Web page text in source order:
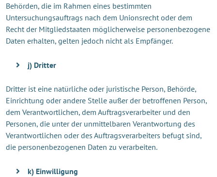
Behörden, die im Rahmen eines bestimmten
Untersuchungsauftrags nach dem Unionsrecht oder dem
Recht der Mitgliedstaaten möglicherweise personenbezogene
Daten erhalten, gelten jedoch nicht als Empfänger.
j) Dritter
Dritter ist eine natürliche oder juristische Person, Behörde,
Einrichtung oder andere Stelle außer der betroffenen Person,
dem Verantwortlichen, dem Auftragsverarbeiter und den
Personen, die unter der unmittelbaren Verantwortung des
Verantwortlichen oder des Auftragsverarbeiters befugt sind,
die personenbezogenen Daten zu verarbeiten.
k) Einwilligung